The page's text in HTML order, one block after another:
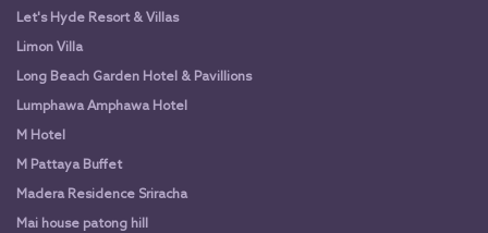
Let's Hyde Resort & Villas
Limon Villa
Long Beach Garden Hotel & Pavillions
Lumphawa Amphawa Hotel
M Hotel
M Pattaya Buffet
Madera Residence Sriracha
Mai house patong hill